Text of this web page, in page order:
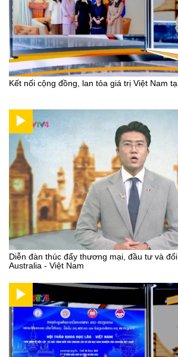
Kết nối cộng đồng, lan tỏa giá trị Việt Nam
Diễn đàn thúc đẩy thương mại, đầu tư và
Australia - Việt Nam